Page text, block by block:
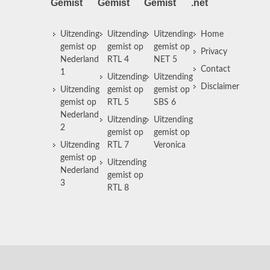
Gemist
Uitzending
gemist op
Nederland
1
Uitzending
gemist op
Nederland
2
Uitzending
gemist op
Nederland
3
Gemist
Uitzending
gemist op
RTL 4
Uitzending
gemist op
RTL 5
Uitzending
gemist op
RTL 7
Uitzending
gemist op
RTL 8
Gemist
Uitzending
gemist op
NET 5
Uitzending
gemist op
SBS 6
Uitzending
gemist op
Veronica
.net
Home
Privacy
Contact
Disclaimer